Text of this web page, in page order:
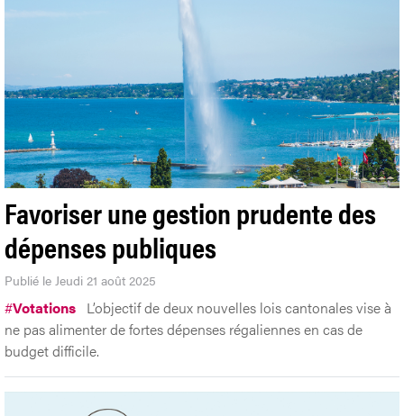
Favoriser une gestion prudente des
dépenses publiques
Publié le Jeudi 21 août 2025
#Votations L’objectif de deux nouvelles lois cantonales vise à
ne pas alimenter de fortes dépenses régaliennes en cas de
budget difficile.